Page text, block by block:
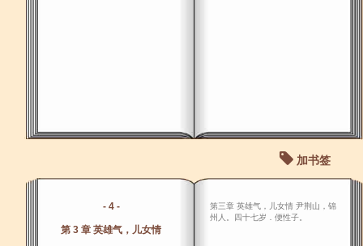
加书签
- 4 -
第 3 章 英雄气，儿女情
第三章 英雄气，儿女情 尹荆山，锦
州人。四十七岁．便性子。